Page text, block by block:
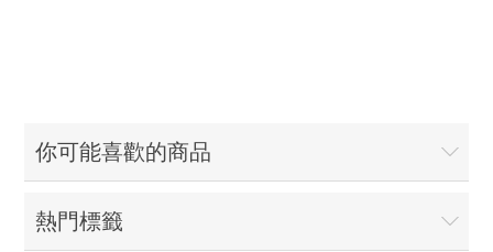
你可能喜歡的商品
熱門標籤